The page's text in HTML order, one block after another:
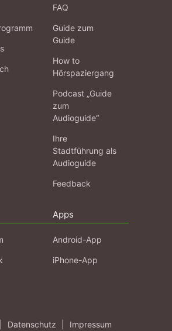
FAQ
Guide zum
Guide
How to
Hörspaziergang
Podcast „Guide
zum
Audioguide“
Ihre
Stadtführung als
Audioguide
Feedback
Apps
Android-App
iPhone-App
Datenschutz Impressum